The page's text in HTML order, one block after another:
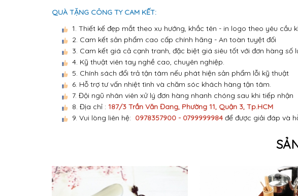
QUÀ TẶNG CÔNG TY CAM KẾT:
1. Thiết kế đẹp mắt theo xu hướng, khắc tên - in logo theo yêu cầu
2. Cam kết sản phẩm cao cấp chính hãng - An toàn tuyệt đối
3. Cam kết giá cả cạnh tranh, đặc biệt giá siêu tốt với đơn hàng số
4. Kỹ thuật viên tay nghề cao, chuyên nghiệp.
5. Chính sách đổi trả tận tâm nếu phát hiện sản phẩm lỗi kỹ thuật
6. Hỗ trợ tư vấn nhiệt tình và chăm sóc khách hàng tận tâm.
7. Đội ngũ nhân viên xử lý đơn hàng nhanh chóng sau khi tiếp nhận
8. Địa chỉ : 187/3 Trần Văn Đang, Phường 11, Quận 3, Tp.HCM
9. Vui lòng liên hệ: 0978357900 - 0799999984 để được giải đáp và